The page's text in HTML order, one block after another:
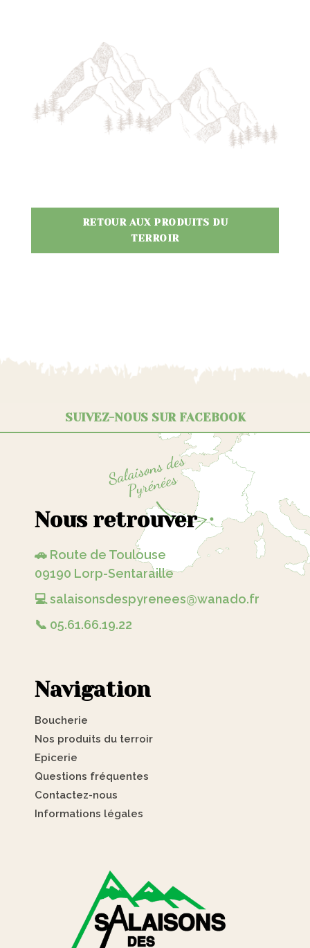
RETOUR AUX PRODUITS DU
TERROIR
SUIVEZ-NOUS SUR FACEBOOK
Nous retrouver
🚗 Route de Toulouse
09190 Lorp-Sentaraille
💻 salaisonsdespyrenees@wanado.fr
📞 05.61.66.19.22
Navigation
Boucherie
Nos produits du terroir
Epicerie
Questions fréquentes
Contactez-nous
Informations légales